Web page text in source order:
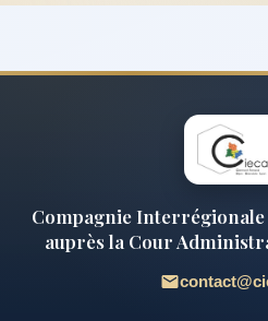
Compagnie Interrégionale
auprès la Cour